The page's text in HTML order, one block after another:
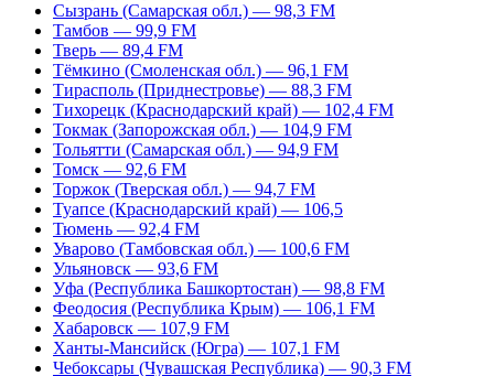
Сызрань (Самарская обл.) — 98,3 FM
Тамбов — 99,9 FM
Тверь — 89,4 FM
Тёмкино (Смоленская обл.) — 96,1 FM
Тирасполь (Приднестровье) — 88,3 FM
Тихорецк (Краснодарский край) — 102,4 FM
Токмак (Запорожская обл.) — 104,9 FM
Тольятти (Самарская обл.) — 94,9 FM
Томск — 92,6 FM
Торжок (Тверская обл.) — 94,7 FM
Туапсе (Краснодарский край) — 106,5
Тюмень — 92,4 FM
Уварово (Тамбовская обл.) — 100,6 FM
Ульяновск — 93,6 FM
Уфа (Республика Башкортостан) — 98,8 FM
Феодосия (Республика Крым) — 106,1 FM
Хабаровск — 107,9 FM
Ханты-Мансийск (Югра) — 107,1 FM
Чебоксары (Чувашская Республика) — 90,3 FM